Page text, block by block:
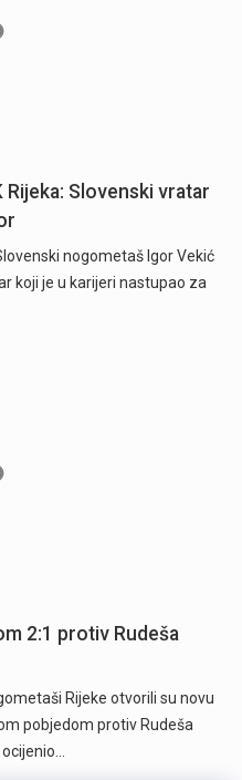
Rijeka: Slovenski vratar
nogometaš Igor Vekić
koji je u karijeri nastupao za
2:1 protiv Rudeša
Rijeke otvorili su novu
pobjedom protiv Rudeša